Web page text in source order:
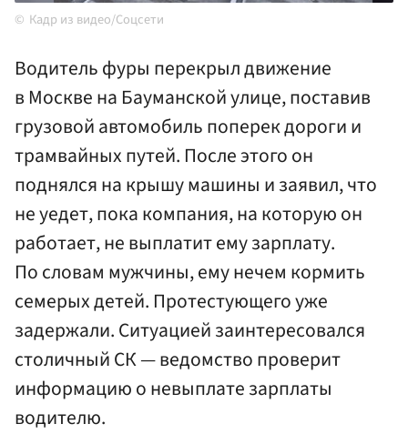
Кадр из видео/Соцсети
Водитель фуры перекрыл движение
в Москве на Бауманской улице, поставив
грузовой автомобиль поперек дороги и
трамвайных путей. После этого он
поднялся на крышу машины и заявил, что
не уедет, пока компания, на которую он
работает, не выплатит ему зарплату.
По словам мужчины, ему нечем кормить
семерых детей. Протестующего уже
задержали. Ситуацией заинтересовался
столичный СК — ведомство проверит
информацию о невыплате зарплаты
водителю.